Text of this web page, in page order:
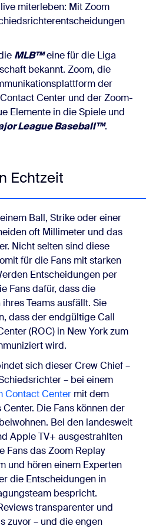
miterleben: Mit Zoom
MLB™eine für die Liga
bekannt. Zoom, die
der
Center und der Zoom-
Elemente in die Spiele und
League Baseball™.
Echtzeit
Ball, Strike oder einer
oft Millimeter und das
Nicht selten sind diese
für die Fans mit starken
Entscheidungen per
Fans dafür, dass die
Teams ausfällt. Sie
dass der endgültige Call
(ROC) in New York zum
wird.
sich dieser Crew Chief –
– bei einem
Contact Center mit dem
Die Fans können der
Bei den landesweit
Apple TV+ ausgestrahlten
Fans das Zoom Replay
und hören einem Experten
die Entscheidungen in
bespricht.
transparenter und
zuvor – und die engen